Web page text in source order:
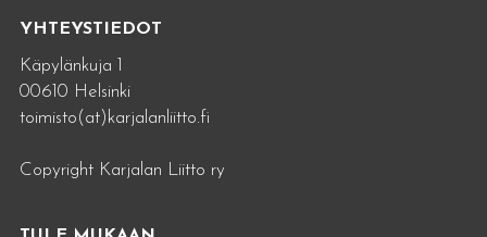
YHTEYSTIEDOT
Käpylänkuja 1
00610 Helsinki
toimisto(at)karjalanliitto.fi
Copyright Karjalan Liitto ry